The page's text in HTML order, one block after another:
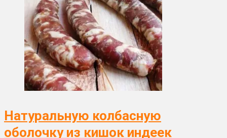
Натуральную колбасную
оболочку из кишок индеек